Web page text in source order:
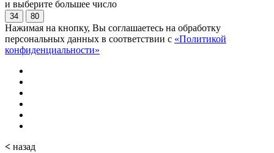
и выберите большее число
34 80
Нажимая на кнопку, Вы соглашаетесь на обработку
персональных данных в соответствии с «Политикой
конфиденциальности»
< назад